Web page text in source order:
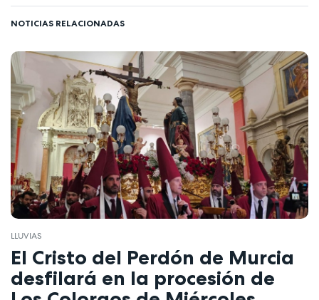
NOTICIAS RELACIONADAS
LLUVIAS
El Cristo del Perdón de Murcia
desfilará en la procesión de